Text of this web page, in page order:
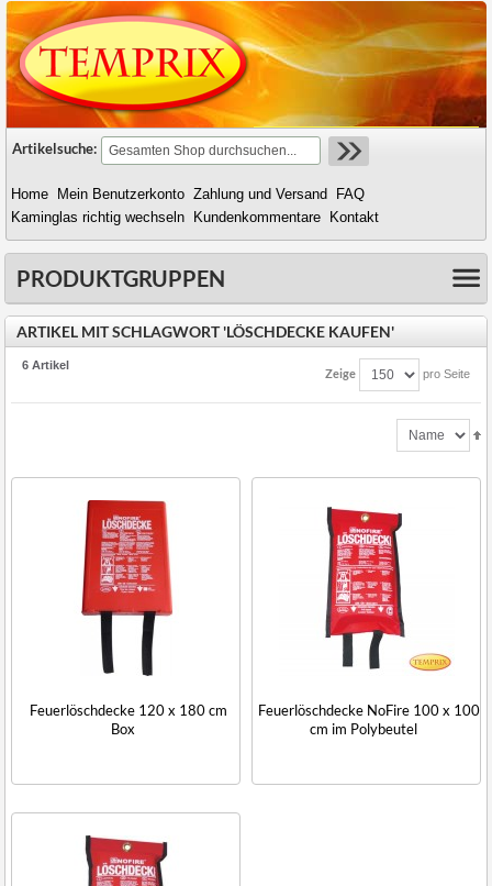
Artikelsuche:
Home Mein Benutzerkonto Zahlung und Versand
FAQ
Kaminglas richtig wechseln
Kundenkommentare Kontakt
PRODUKTGRUPPEN
ARTIKEL MIT SCHLAGWORT 'LÖSCHDECKE KAUFEN'
6 Artikel
Zeige pro Seite
Feuerlöschdecke 120 x 180 cm
Box
Feuerlöschdecke NoFire 100 x 100
cm im Polybeutel